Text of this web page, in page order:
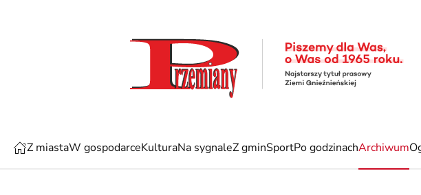
Z miastaW gospodarceKulturaNa sygnaleZ gminSportPo godzinachArchiwum